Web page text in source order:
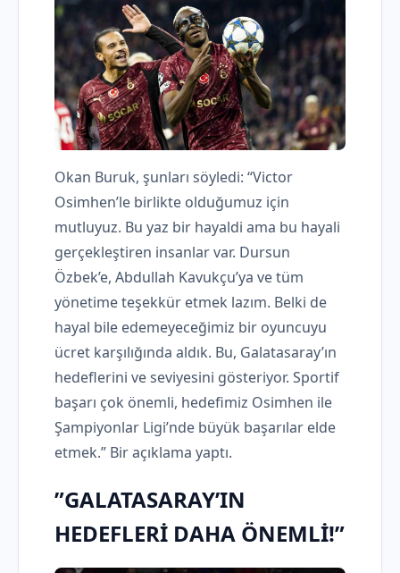
Okan Buruk, şunları söyledi: “Victor
Osimhen’le birlikte olduğumuz için
mutluyuz. Bu yaz bir hayaldi ama bu hayali
gerçekleştiren insanlar var. Dursun
Özbek’e, Abdullah Kavukçu’ya ve tüm
yönetime teşekkür etmek lazım. Belki de
hayal bile edemeyeceğimiz bir oyuncuyu
ücret karşılığında aldık. Bu, Galatasaray’ın
hedeflerini ve seviyesini gösteriyor. Sportif
başarı çok önemli, hedefimiz Osimhen ile
Şampiyonlar Ligi’nde büyük başarılar elde
etmek.” Bir açıklama yaptı.
”GALATASARAY’IN
HEDEFLERİ DAHA ÖNEMLİ!”